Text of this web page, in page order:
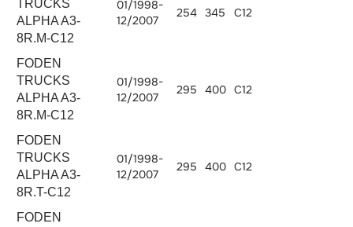
TRUCKS
ALPHA A3-
8R.M-C12
01/1998-
12/2007
254 345 C12.345
FODEN
TRUCKS
ALPHA A3-
8R.M-C12
01/1998-
12/2007
295 400 C12.400
FODEN
TRUCKS
ALPHA A3-
8R.T-C12
01/1998-
12/2007
295 400 C12.400
FODEN